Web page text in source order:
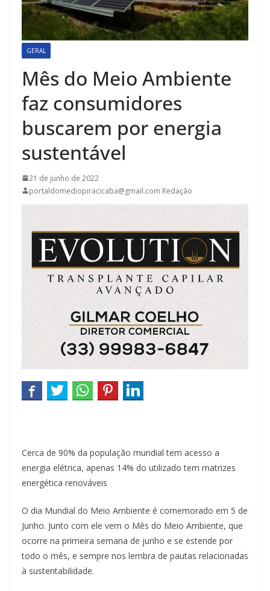
GERAL
Mês do Meio Ambiente
faz consumidores
buscarem por energia
sustentável
21 de junho de 2022
portaldomediopiracicaba@gmail.com Redação
Cerca de 90% da população mundial tem acesso a
energia elétrica, apenas 14% do utilizado tem matrizes
energética renováveis
O dia Mundial do Meio Ambiente é comemorado em 5 de
Junho. Junto com ele vem o Mês do Meio Ambiente, que
ocorre na primeira semana de junho e se estende por
todo o mês, e sempre nos lembra de pautas relacionadas
à sustentabilidade.